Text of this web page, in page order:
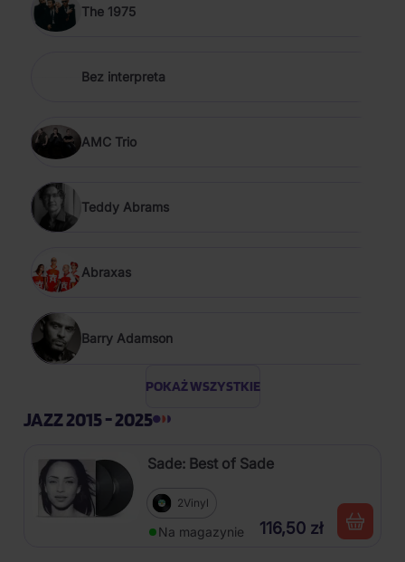
The 1975
Bez interpreta
AMC Trio
Teddy Abrams
Abraxas
Barry Adamson
POKAŻ WSZYSTKIE
JAZZ 2015 - 2025
Sade: Best of Sade
2Vinyl
Na magazynie 116,50 zł